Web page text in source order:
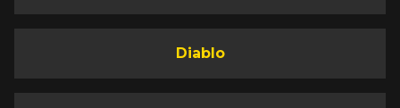
Diablo